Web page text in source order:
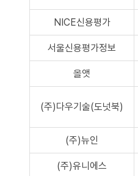
NICE신용평가
서울신용평가정보
올앳
(주)다우기술(도넛북)
(주)뉴인
(주)유니에스